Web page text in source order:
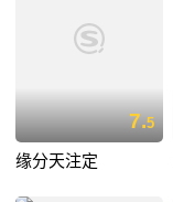
7.5
缘分天注定